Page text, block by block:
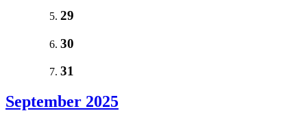
29
30
31
September 2025